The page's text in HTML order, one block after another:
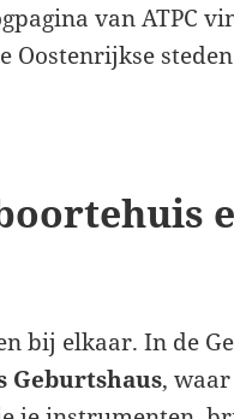
van ATPC
Oostenrijkse
bij elkaar. In de
Geburtshaus,